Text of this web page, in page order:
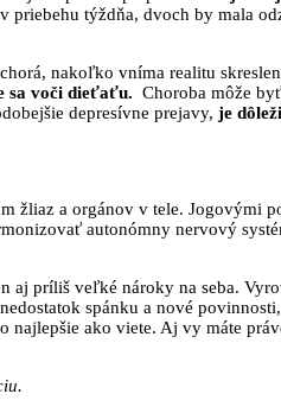
týždňa, dvoch by mala
nakoľko vníma realitu
sa voči dieťaťu. Choroba môže
depresívne prejavy, je
žliaz a orgánov v tele. Jogovými
autonómny nervový
aj príliš veľké nároky na seba.
spánku a nové
ako viete. Aj vy máte